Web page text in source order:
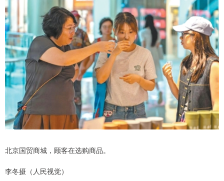
北京国贸商城，顾客在选购商品。
李冬摄（人民视觉）